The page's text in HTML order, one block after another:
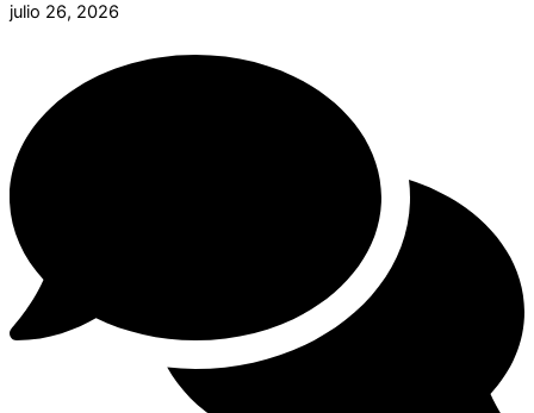
julio 26, 2026